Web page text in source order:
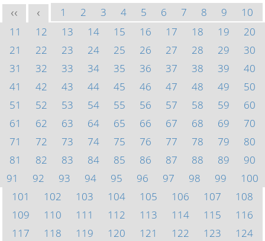
<< < 1 2 3 4 5 6 7 8 9
10
11
12 13 14 15 16 17 18 19
20
21
22 23 24 25 26 27 28 29
30
31
32 33 34 35 36 37 38 39
40
41
42 43 44 45 46 47 48 49
50
51
52 53 54 55 56 57 58 59
60
61
62 63 64 65 66 67 68 69
70
71
72 73 74 75 76 77 78 79
80
81
82 83 84 85 86 87 88 89
90
91
92 93 94 95 96 97 98 99
100
101
102 103 104 105 106 107
108
109
110 111 112 113 114 115
116
117
118 119 120 121 122 123
124